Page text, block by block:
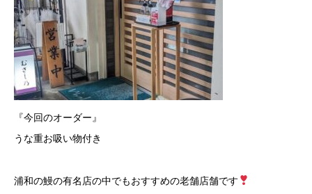
『今回のオーダー』
うな重お吸い物付き
浦和の鰻の有名店の中でもおすすめの老舗店舗です